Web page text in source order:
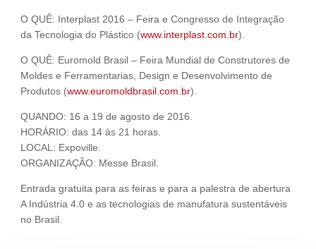
O QUÊ: Interplast 2016 – Feira e Congresso de Integração
da Tecnologia do Plástico (www.interplast.com.br).
O QUÊ: Euromold Brasil – Feira Mundial de Construtores de
Moldes e Ferramentarias, Design e Desenvolvimento de
Produtos (www.euromoldbrasil.com.br).
QUANDO: 16 a 19 de agosto de 2016.
HORÁRIO: das 14 às 21 horas.
LOCAL: Expoville.
ORGANIZAÇÃO: Messe Brasil.
Entrada gratuita para as feiras e para a palestra de abertura
A Indústria 4.0 e as tecnologias de manufatura sustentáveis
no Brasil.